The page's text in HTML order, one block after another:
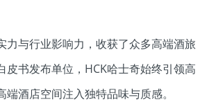
力与行业影响力，收获了众多高端酒旅
书发布单位，HCK哈士奇始终引领高
酒店空间注入独特品味与质感。